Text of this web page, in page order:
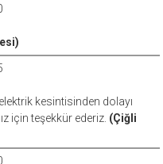
kesintisinden dolayı
için teşekkür ederiz. (Çiğli